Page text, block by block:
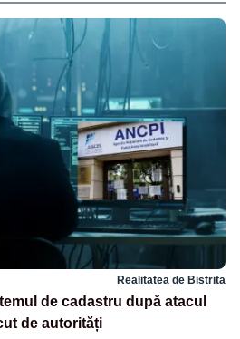
Realitatea de Bistrita
de cadastru după atacul
de autorități